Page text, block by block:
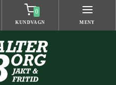
0
KUNDVAGN MENY